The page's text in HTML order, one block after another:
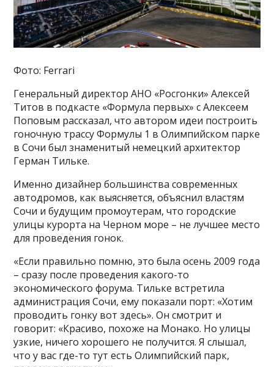
Фото: Ferrari
Генеральный директор АНО «Росгонки» Алексей
Титов в подкасте «Формула первых» с Алексеем
Поповым рассказал, что автором идеи построить
гоночную трассу Формулы 1 в Олимпийском парке
в Сочи был знаменитый немецкий архитектор
Герман Тильке.
Именно дизайнер большинства современных
автодромов, как выясняется, объяснил властям
Сочи и будущим промоутерам, что городские
улицы курорта на Черном море – не лучшее место
для проведения гонок.
«Если правильно помню, это была осень 2009 года
– сразу после проведения какого-то
экономического форума. Тильке встретила
администрация Сочи, ему показали порт: «Хотим
проводить гонку вот здесь». Он смотрит и
говорит: «Красиво, похоже на Монако. Но улицы
узкие, ничего хорошего не получится. Я слышал,
что у вас где-то тут есть Олимпийский парк,